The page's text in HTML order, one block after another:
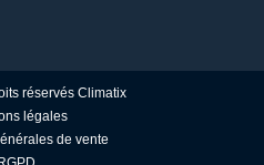
réservés Climatix
légales
de vente